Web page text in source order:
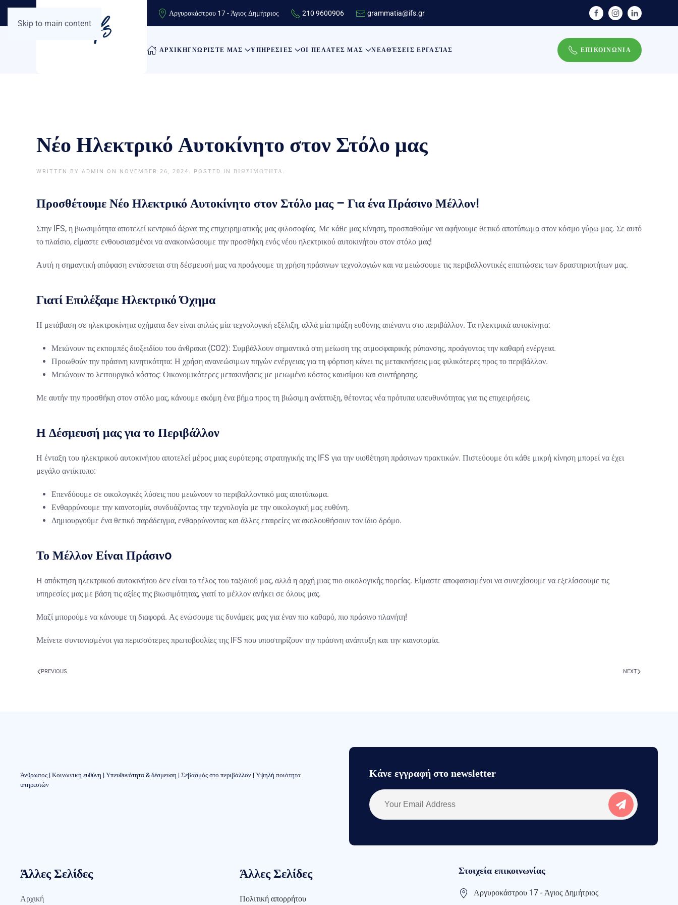
Skip to main content
Αργυροκάστρου 17 - Άγιος Δημήτριος 210 9600906 grammatia@ifs.gr
ΑΡΧΙΚΗΓΝΩΡΙΣΤΕ ΜΑΣ ΥΠΗΡΕΣΙΕΣ ΟΙ ΠΕΛΑΤΕΣ ΜΑΣ ΝΕΑΘΈΣΕΙΣ ΕΡΓΑΣΊΑΣ ΕΠΙΚΟΙΝΩΝΙΑ
Νέο Ηλεκτρικό Αυτοκίνητο στον Στόλο μας
WRITTEN BY ADMIN ON NOVEMBER 26, 2024 . POSTED IN ΒΙΩΣΙΜΟΤΗΤΑ .
Προσθέτουμε Νέο Ηλεκτρικό Αυτοκίνητο στον Στόλο μας – Για ένα Πράσινο Μέλλον!
Στην IFS, η βιωσιμότητα αποτελεί κεντρικό άξονα της επιχειρηματικής μας φιλοσοφίας. Με κάθε μας κίνηση, προσπαθούμε να αφήνουμε θετικό αποτύπωμα στον κόσμο γύρω μας. Σε αυτό
το πλαίσιο, είμαστε ενθουσιασμένοι να ανακοινώσουμε την προσθήκη ενός νέου ηλεκτρικού αυτοκινήτου στον στόλο μας!
Αυτή η σημαντική απόφαση εντάσσεται στη δέσμευσή μας να προάγουμε τη χρήση πράσινων τεχνολογιών και να μειώσουμε τις περιβαλλοντικές επιπτώσεις των δραστηριοτήτων μας.
Γιατί Επιλέξαμε Ηλεκτρικό Όχημα
Η μετάβαση σε ηλεκτροκίνητα οχήματα δεν είναι απλώς μία τεχνολογική εξέλιξη, αλλά μία πράξη ευθύνης απέναντι στο περιβάλλον. Τα ηλεκτρικά αυτοκίνητα:
Μειώνουν τις εκπομπές διοξειδίου του άνθρακα (CO2): Συμβάλλουν σημαντικά στη μείωση της ατμοσφαιρικής ρύπανσης, προάγοντας την καθαρή ενέργεια.
Προωθούν την πράσινη κινητικότητα: Η χρήση ανανεώσιμων πηγών ενέργειας για τη φόρτιση κάνει τις μετακινήσεις μας φιλικότερες προς το περιβάλλον.
Μειώνουν το λειτουργικό κόστος: Οικονομικότερες μετακινήσεις με μειωμένο κόστος καυσίμου και συντήρησης.
Με αυτήν την προσθήκη στον στόλο μας, κάνουμε ακόμη ένα βήμα προς τη βιώσιμη ανάπτυξη, θέτοντας νέα πρότυπα υπευθυνότητας για τις επιχειρήσεις.
Η Δέσμευσή μας για το Περιβάλλον
Η ένταξη του ηλεκτρικού αυτοκινήτου αποτελεί μέρος μιας ευρύτερης στρατηγικής της IFS για την υιοθέτηση πράσινων πρακτικών. Πιστεύουμε ότι κάθε μικρή κίνηση μπορεί να έχει
μεγάλο αντίκτυπο:
Επενδύουμε σε οικολογικές λύσεις που μειώνουν το περιβαλλοντικό μας αποτύπωμα.
Ενθαρρύνουμε την καινοτομία, συνδυάζοντας την τεχνολογία με την οικολογική μας ευθύνη.
Δημιουργούμε ένα θετικό παράδειγμα, ενθαρρύνοντας και άλλες εταιρείες να ακολουθήσουν τον ίδιο δρόμο.
Το Μέλλον Είναι Πράσινo
Η απόκτηση ηλεκτρικού αυτοκινήτου δεν είναι το τέλος του ταξιδιού μας, αλλά η αρχή μιας πιο οικολογικής πορείας. Είμαστε αποφασισμένοι να συνεχίσουμε να εξελίσσουμε τις
υπηρεσίες μας με βάση τις αξίες της βιωσιμότητας, γιατί το μέλλον ανήκει σε όλους μας.
Μαζί μπορούμε να κάνουμε τη διαφορά. Ας ενώσουμε τις δυνάμεις μας για έναν πιο καθαρό, πιο πράσινο πλανήτη!
Μείνετε συντονισμένοι για περισσότερες πρωτοβουλίες της IFS που υποστηρίζουν την πράσινη ανάπτυξη και την καινοτομία.
PREVIOUS NEXT
Άνθρωπος | Κοινωνική ευθύνη | Υπευθυνότητα & δέσμευση | Σεβασμός στο περιβάλλον | Υψηλή ποιότητα
υπηρεσιών
Κάνε εγγραφή στο newsletter
Άλλες Σελίδες
Αρχική
Άλλες Σελίδες
Πολιτική απορρήτου
Στοιχεία επικοινωνίας
Αργυροκάστρου 17 - Άγιος Δημήτριος